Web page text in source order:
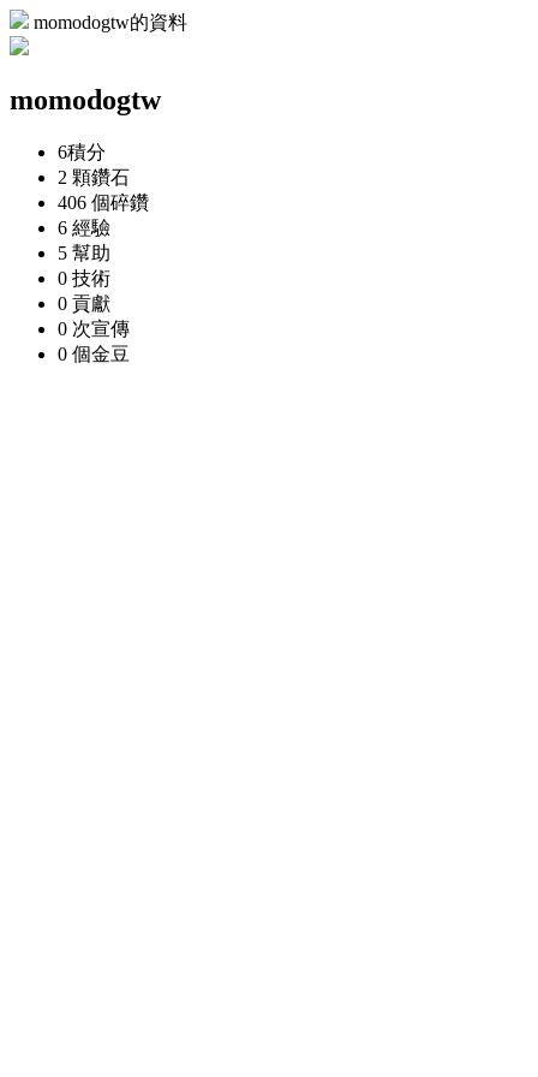
momodogtw的資料
momodogtw
6積分
2 顆鑽石
406 個碎鑽
6 經驗
5 幫助
0 技術
0 貢獻
0 次宣傳
0 個金豆